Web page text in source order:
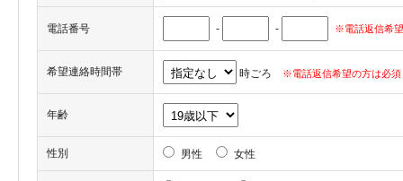
電話番号 - - ※電話返信希
希望連絡時間帯 時ごろ ※電話返信希望の方は必須
年齢
性別 男性 女性